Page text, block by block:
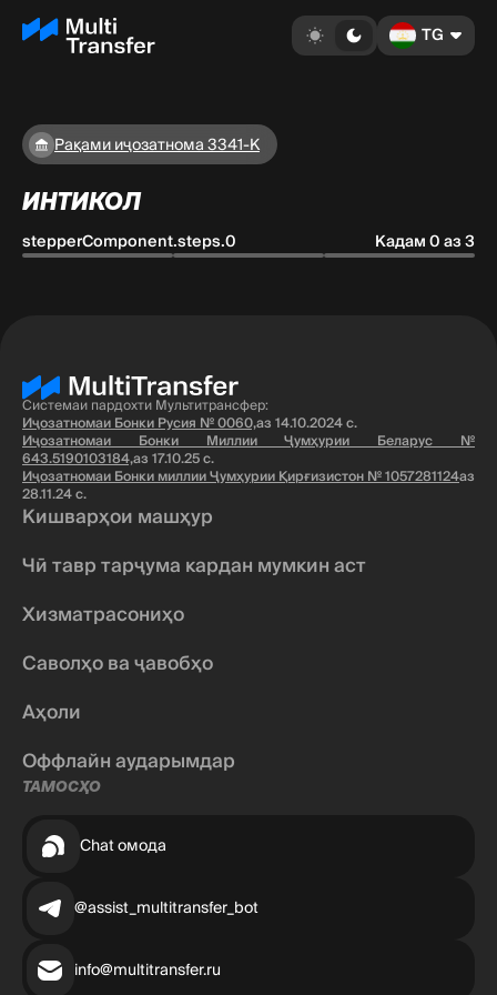
TG
Рақами иҷозатнома 3341-K
ИНТИКОЛ
stepperComponent.steps.0 Кадам 0 аз 3
Системаи пардохти Мультитрансфер:
Иҷозатномаи Бонки Русия № 0060,аз 14.10.2024 с.
Иҷозатномаи Бонки Миллии Ҷумҳурии Беларус №
643.5190103184,аз 17.10.25 с.
Иҷозатномаи Бонки миллии Ҷумҳурии Қирғизистон № 1057281124аз
28.11.24 с.
Кишварҳои машҳур
Чӣ тавр тарҷума кардан мумкин аст
Хизматрасониҳо
Саволҳо ва ҷавобҳо
Аҳоли
Оффлайн аударымдар
ТАМОСҲО
Chat омода
@assist_multitransfer_bot
info@multitransfer.ru